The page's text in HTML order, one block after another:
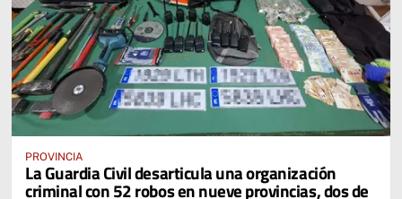
PROVINCIA
La Guardia Civil desarticula una organización
criminal con 52 robos en nueve provincias, dos de